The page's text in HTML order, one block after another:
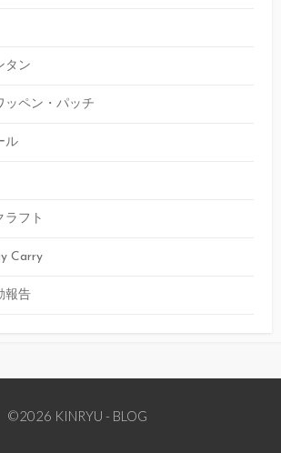
タン
ッペン・パッチ
ル
ラフト
Carry
報告
©2026 KINRYU - BLOG